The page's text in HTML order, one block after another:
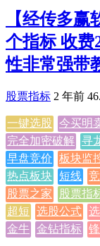
【经传多
个指标 收费
性非常强带
股票指标 2 年前
一键选股 今买明
完全加密破解 寻
早盘竞价
板块监
热点板块 短线
股票之家
股票指
超短
选股公式
金牛
金钻指标